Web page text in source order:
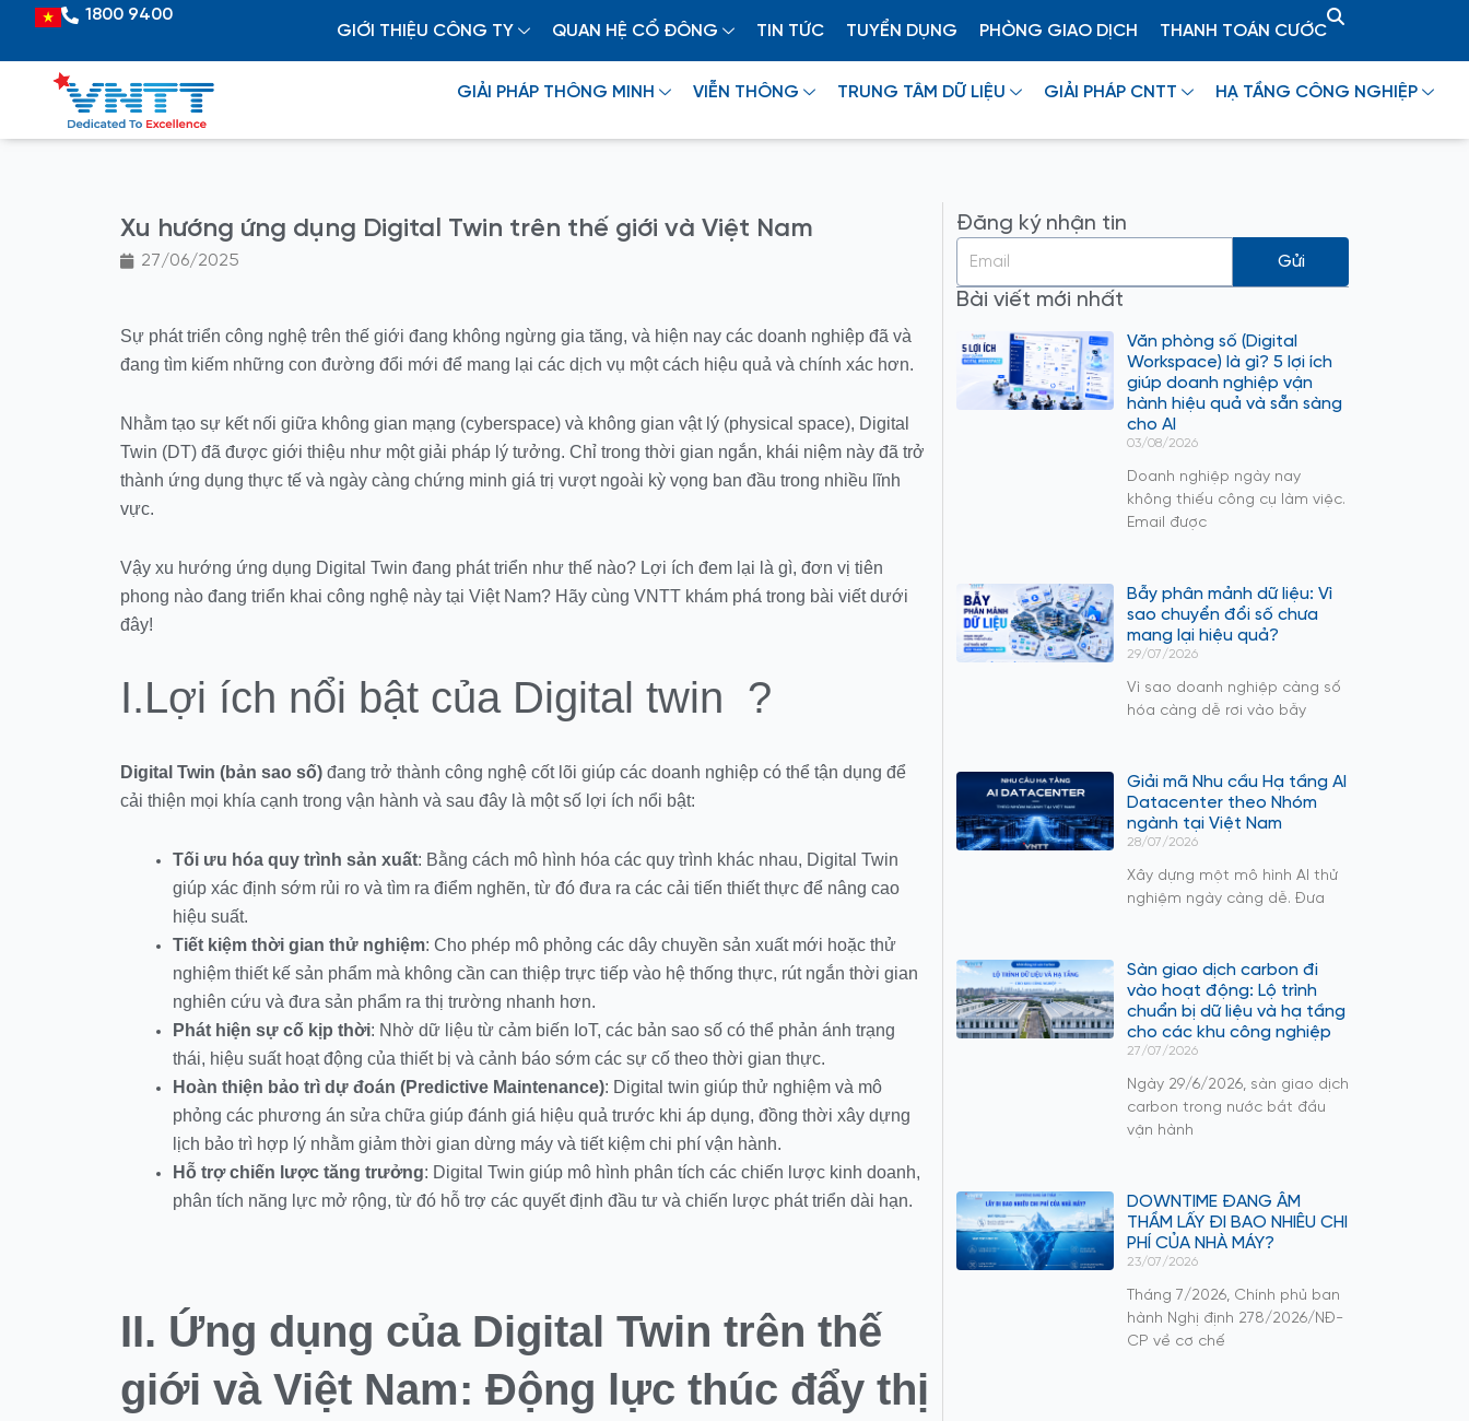
content
Vietnamese
1800 9400
GIỚI THIỆU CÔNG TY
QUAN HỆ CỔ ĐÔNG TIN TỨC TUYỂN DỤNG PHÒNG GIAO DỊCH THANH TOÁN CƯỚC
GIẢI PHÁP THÔNG MINH VIỄN THÔNG TRUNG TÂM DỮ LIỆU GIẢI PHÁP CNTT HẠ TẦNG CÔNG NGHIỆP
Xu hướng ứng dụng Digital Twin trên thế giới và Việt Nam
27/06/2025
Sự phát triển công nghệ trên thế giới đang không ngừng gia tăng, và hiện nay các doanh nghiệp đã và
đang tìm kiếm những con đường đổi mới để mang lại các dịch vụ một cách hiệu quả và chính xác hơn.
Nhằm tạo sự kết nối giữa không gian mạng (cyberspace) và không gian vật lý (physical space), Digital
Twin (DT) đã được giới thiệu như một giải pháp lý tưởng. Chỉ trong thời gian ngắn, khái niệm này đã trở
thành ứng dụng thực tế và ngày càng chứng minh giá trị vượt ngoài kỳ vọng ban đầu trong nhiều lĩnh
vực.
Vậy xu hướng ứng dụng Digital Twin đang phát triển như thế nào? Lợi ích đem lại là gì, đơn vị tiên
phong nào đang triển khai công nghệ này tại Việt Nam? Hãy cùng VNTT khám phá trong bài viết dưới
đây!
I.Lợi ích nổi bật của Digital twin ?
Digital Twin (bản sao số) đang trở thành công nghệ cốt lõi giúp các doanh nghiệp có thể tận dụng để
cải thiện mọi khía cạnh trong vận hành và sau đây là một số lợi ích nổi bật:
Tối ưu hóa quy trình sản xuất: Bằng cách mô hình hóa các quy trình khác nhau, Digital Twin
giúp xác định sớm rủi ro và tìm ra điểm nghẽn, từ đó đưa ra các cải tiến thiết thực để nâng cao
hiệu suất.
Tiết kiệm thời gian thử nghiệm: Cho phép mô phỏng các dây chuyền sản xuất mới hoặc thử
nghiệm thiết kế sản phẩm mà không cần can thiệp trực tiếp vào hệ thống thực, rút ngắn thời gian
nghiên cứu và đưa sản phẩm ra thị trường nhanh hơn.
Phát hiện sự cố kịp thời: Nhờ dữ liệu từ cảm biến IoT, các bản sao số có thể phản ánh trạng
thái, hiệu suất hoạt động của thiết bị và cảnh báo sớm các sự cố theo thời gian thực.
Hoàn thiện bảo trì dự đoán (Predictive Maintenance): Digital twin giúp thử nghiệm và mô
phỏng các phương án sửa chữa giúp đánh giá hiệu quả trước khi áp dụng, đồng thời xây dựng
lịch bảo trì hợp lý nhằm giảm thời gian dừng máy và tiết kiệm chi phí vận hành.
Hỗ trợ chiến lược tăng trưởng: Digital Twin giúp mô hình phân tích các chiến lược kinh doanh,
phân tích năng lực mở rộng, từ đó hỗ trợ các quyết định đầu tư và chiến lược phát triển dài hạn.
II. Ứng dụng của Digital Twin trên thế
giới và Việt Nam: Động lực thúc đẩy thị
Đăng ký nhận tin
Gửi
Bài viết mới nhất
Văn phòng số (Digital
Workspace) là gì? 5 lợi ích
giúp doanh nghiệp vận
hành hiệu quả và sẵn sàng
cho AI
03/08/2026
Doanh nghiệp ngày nay
không thiếu công cụ làm việc.
Email được
Bẫy phân mảnh dữ liệu: Vì
sao chuyển đổi số chưa
mang lại hiệu quả?
29/07/2026
Vì sao doanh nghiệp càng số
hóa càng dễ rơi vào bẫy
Giải mã Nhu cầu Hạ tầng AI
Datacenter theo Nhóm
ngành tại Việt Nam
28/07/2026
Xây dựng một mô hình AI thử
nghiệm ngày càng dễ. Đưa
Sàn giao dịch carbon đi
vào hoạt động: Lộ trình
chuẩn bị dữ liệu và hạ tầng
cho các khu công nghiệp
27/07/2026
Ngày 29/6/2026, sàn giao dịch
carbon trong nước bắt đầu
vận hành
DOWNTIME ĐANG ÂM
THẦM LẤY ĐI BAO NHIÊU CHI
PHÍ CỦA NHÀ MÁY?
23/07/2026
Tháng 7/2026, Chính phủ ban
hành Nghị định 278/2026/NĐ-
CP về cơ chế